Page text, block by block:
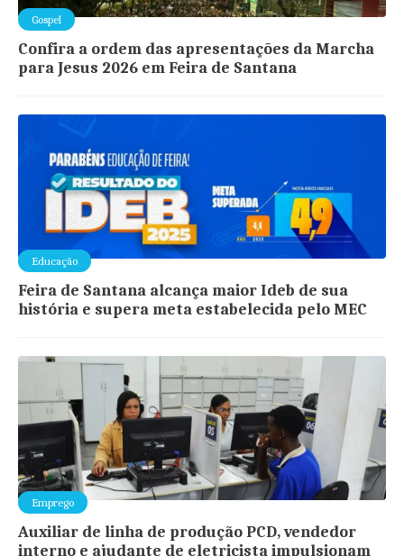
Gospel
Confira a ordem das apresentações da Marcha
para Jesus 2026 em Feira de Santana
Educação
Feira de Santana alcança maior Ideb de sua
história e supera meta estabelecida pelo MEC
Emprego
Auxiliar de linha de produção PCD, vendedor
interno e ajudante de eletricista impulsionam